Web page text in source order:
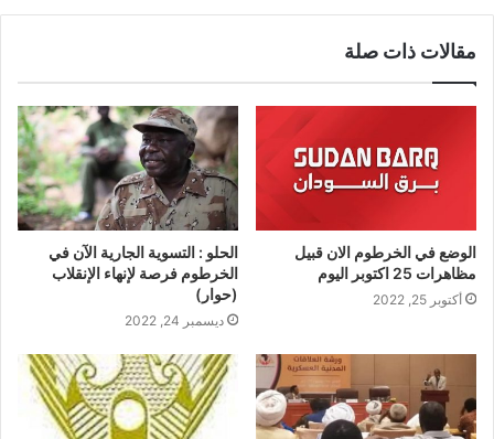
مقالات ذات صلة
الوضع في الخرطوم الان قبيل
مظاهرات 25 اكتوبر اليوم
أكتوبر 25, 2022
الحلو : التسوية الجارية الآن في
الخرطوم فرصة لإنهاء الإنقلاب
(حوار)
ديسمبر 24, 2022